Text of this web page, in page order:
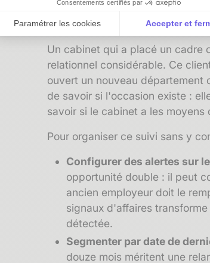
Consentements certifiés par
Paramétrer les cookies Accepter et
Axeptio consent
Plateforme de Gestion du Consentement :
Notre plateforme vous permet d'adapter et
contexte de l'entreprise
vente.
Un cabinet qui a placé un cadre
relationnel considérable. Ce
ouvert un nouveau département
de savoir si l'occasion existe :
savoir si le cabinet a les
Pour organiser ce suivi sans y
Configurer des alertes sur
opportunité double : il peut
ancien employeur doit le
signaux d'affaires
détectée.
Segmenter par date de
douze mois méritent une